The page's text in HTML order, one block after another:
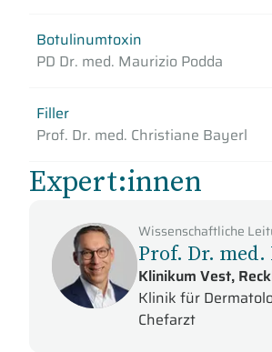
Botulinumtoxin
PD Dr. med. Maurizio Podda
Filler
Prof. Dr. med. Christiane Bayerl
Expert:innen
Wissenschaftliche
Prof. Dr.
Klinikum Vest,
Klinik für
Chefarzt